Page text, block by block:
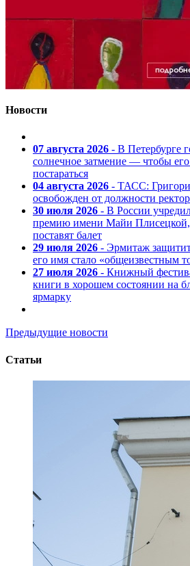
Новости
07 августа 2026 - В Петербурге
солнечное затмение — чтобы
постараться
04 августа 2026 - ТАСС:
освобожден от должности
30 июля 2026 - В России
премию имени Майи Плисецкой,
поставят балет
29 июля 2026 - Эрмитаж
его имя стало «общеизвестным
27 июля 2026 - Книжный
книги в хорошем состоянии на
ярмарку
Предыдущие новости
Статьи